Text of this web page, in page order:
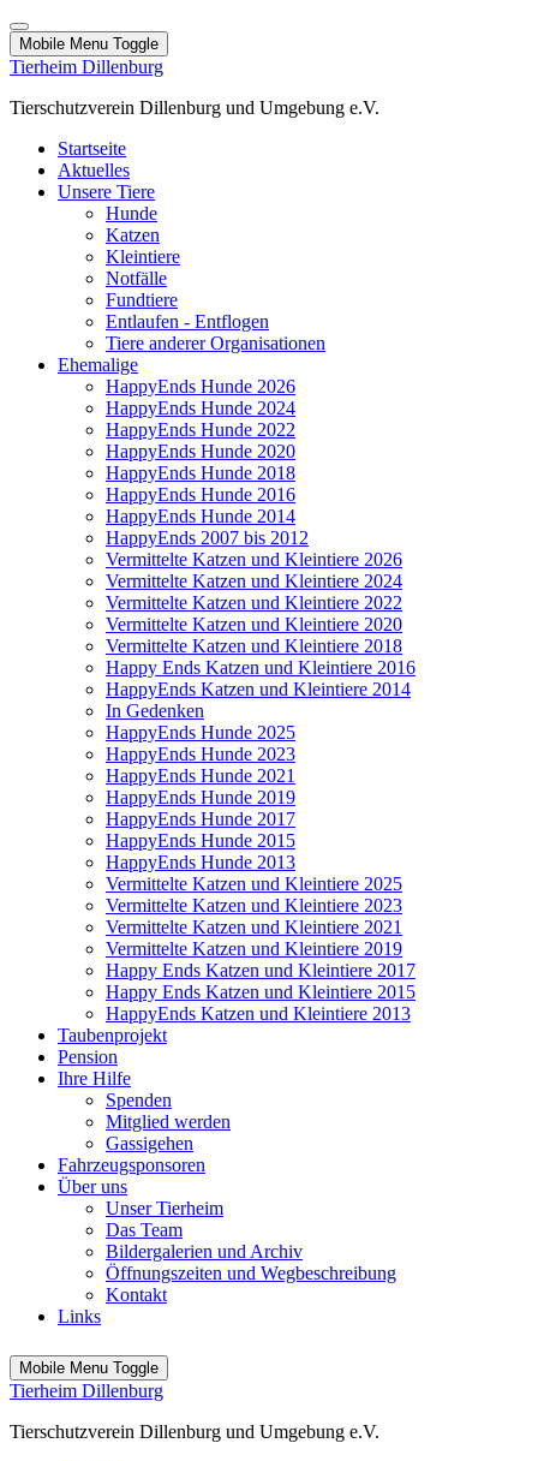
Mobile Menu Toggle
Tierheim Dillenburg
Tierschutzverein Dillenburg und Umgebung e.V.
Startseite
Aktuelles
Unsere Tiere
Hunde
Katzen
Kleintiere
Notfälle
Fundtiere
Entlaufen - Entflogen
Tiere anderer Organisationen
Ehemalige
HappyEnds Hunde 2026
HappyEnds Hunde 2024
HappyEnds Hunde 2022
HappyEnds Hunde 2020
HappyEnds Hunde 2018
HappyEnds Hunde 2016
HappyEnds Hunde 2014
HappyEnds 2007 bis 2012
Vermittelte Katzen und Kleintiere 2026
Vermittelte Katzen und Kleintiere 2024
Vermittelte Katzen und Kleintiere 2022
Vermittelte Katzen und Kleintiere 2020
Vermittelte Katzen und Kleintiere 2018
Happy Ends Katzen und Kleintiere 2016
HappyEnds Katzen und Kleintiere 2014
In Gedenken
HappyEnds Hunde 2025
HappyEnds Hunde 2023
HappyEnds Hunde 2021
HappyEnds Hunde 2019
HappyEnds Hunde 2017
HappyEnds Hunde 2015
HappyEnds Hunde 2013
Vermittelte Katzen und Kleintiere 2025
Vermittelte Katzen und Kleintiere 2023
Vermittelte Katzen und Kleintiere 2021
Vermittelte Katzen und Kleintiere 2019
Happy Ends Katzen und Kleintiere 2017
Happy Ends Katzen und Kleintiere 2015
HappyEnds Katzen und Kleintiere 2013
Taubenprojekt
Pension
Ihre Hilfe
Spenden
Mitglied werden
Gassigehen
Fahrzeugsponsoren
Über uns
Unser Tierheim
Das Team
Bildergalerien und Archiv
Öffnungszeiten und Wegbeschreibung
Kontakt
Links
Mobile Menu Toggle
Tierheim Dillenburg
Tierschutzverein Dillenburg und Umgebung e.V.